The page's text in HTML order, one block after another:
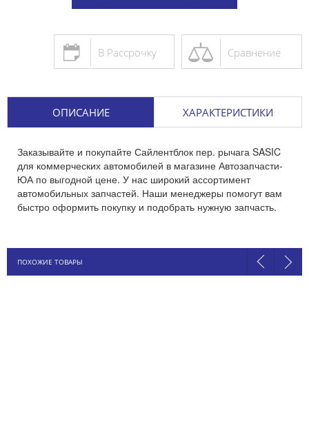
Сравнение
В Рассрочку
ОПИСАНИЕ ХАРАКТЕРИСТИКИ
Заказывайте и покупайте Сайлентблок пер. рычага SASIC
для коммерческих автомобилей в магазине Автозапчасти-
ЮА по выгодной цене. У нас широкий ассортимент
автомобильных запчастей. Наши менеджеры помогут вам
быстро оформить покупку и подобрать нужную запчасть.
ПОХОЖИЕ ТОВАРЫ